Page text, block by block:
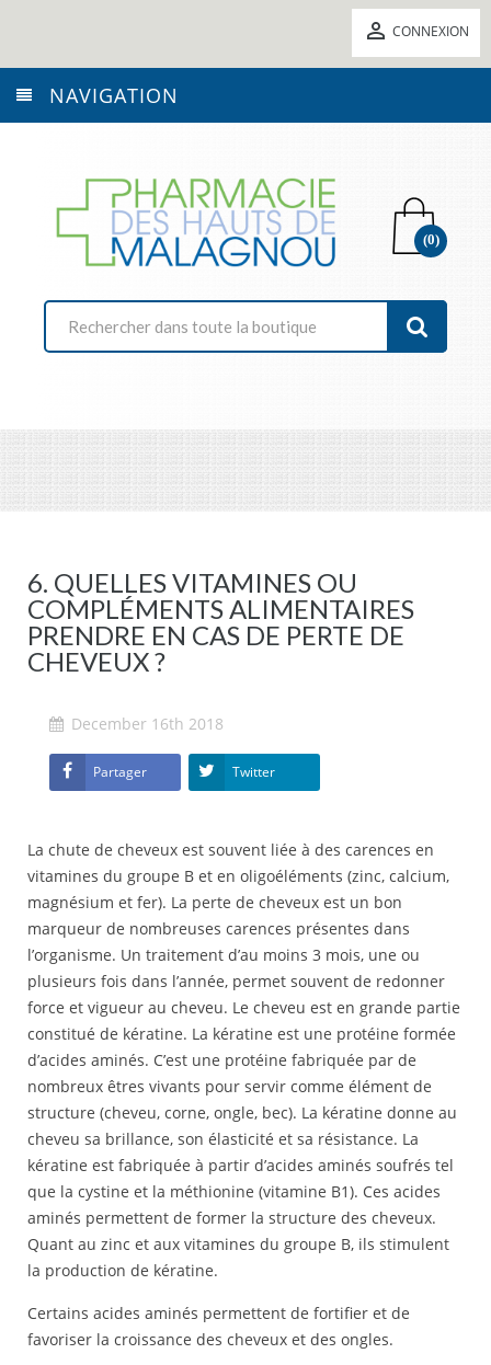
 CONNEXION
NAVIGATION
(0)
6. QUELLES VITAMINES OU
COMPLÉMENTS ALIMENTAIRES
PRENDRE EN CAS DE PERTE DE
CHEVEUX ?
December 16th 2018
Partager Twitter
La chute de cheveux est souvent liée à des carences en
vitamines du groupe B et en oligoéléments (zinc, calcium,
magnésium et fer). La perte de cheveux est un bon
marqueur de nombreuses carences présentes dans
l’organisme. Un traitement d’au moins 3 mois, une ou
plusieurs fois dans l’année, permet souvent de redonner
force et vigueur au cheveu. Le cheveu est en grande partie
constitué de kératine. La kératine est une protéine formée
d’acides aminés. C’est une protéine fabriquée par de
nombreux êtres vivants pour servir comme élément de
structure (cheveu, corne, ongle, bec). La kératine donne au
cheveu sa brillance, son élasticité et sa résistance. La
kératine est fabriquée à partir d’acides aminés soufrés tel
que la cystine et la méthionine (vitamine B1). Ces acides
aminés permettent de former la structure des cheveux.
Quant au zinc et aux vitamines du groupe B, ils stimulent
la production de kératine.
Certains acides aminés permettent de fortifier et de
favoriser la croissance des cheveux et des ongles.